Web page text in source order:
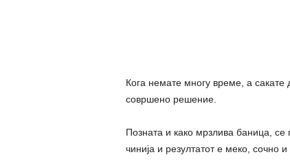
Кога немате многу време, а
совршено решение.
Позната и како мрзлива баница,
чинија и резултатот е меко, сочно